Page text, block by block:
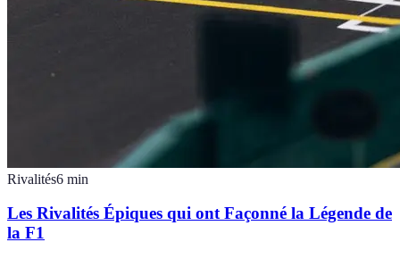
Rivalités6 min
Les Rivalités Épiques qui ont Façonné la Légende de
la F1